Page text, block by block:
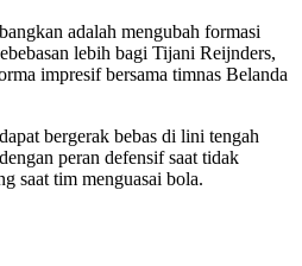
adalah mengubah formasi
lebih bagi Tijani Reijnders,
impresif bersama timnas Belanda
bergerak bebas di lini tengah
peran defensif saat tidak
saat tim menguasai bola.